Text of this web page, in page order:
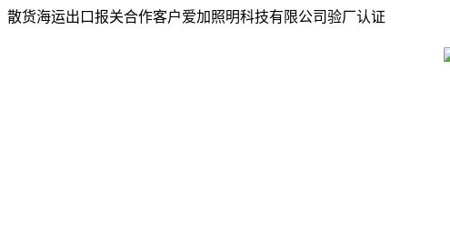
散货海运出口报关合作客户爱加照明科技有限公司验厂认证